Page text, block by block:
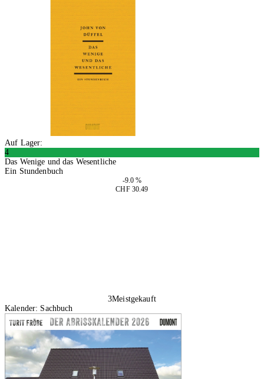
Auf Lager:
4
Das Wenige und das Wesentliche
Ein Stundenbuch
-9.0 %
CHF 30.49
3Meistgekauft
Kalender: Sachbuch